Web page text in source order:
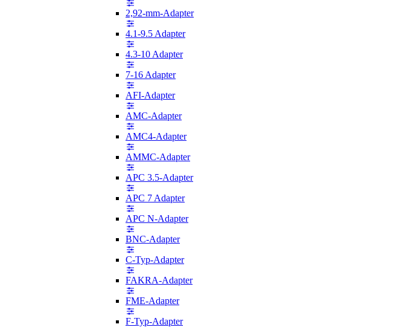
2,92-mm-Adapter
4.1-9.5 Adapter
4.3-10 Adapter
7-16 Adapter
AFI-Adapter
AMC-Adapter
AMC4-Adapter
AMMC-Adapter
APC 3.5-Adapter
APC 7 Adapter
APC N-Adapter
BNC-Adapter
C-Typ-Adapter
FAKRA-Adapter
FME-Adapter
F-Typ-Adapter